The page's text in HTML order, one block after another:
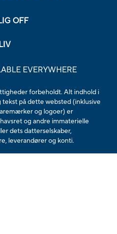
OFF
EVERYWHERE
forbeholdt. Alt indhold i
tekst på dette websted (inklusive
og logoer) er
og andre immaterielle
dets datterselskaber,
leverandører og konti.